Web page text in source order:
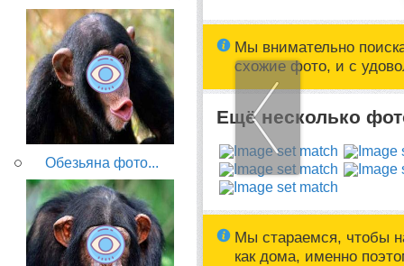
Обезьяна фото...
Мы внимательно
схожие фото, и с
Ещё несколько
Мы стараемся, чтобы
как дома, именно